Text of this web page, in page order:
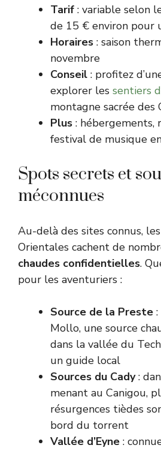
Tarif : variable selon
de 15 € environ pour
Horaires : saison
novembre
Conseil : profitez
explorer les sentiers
montagne sacrée des
Plus : hébergements,
festival de musique
Spots secrets et
méconnues
Au-delà des sites connus,
Orientales cachent de
chaudes confidentielles.
pour les aventuriers :
Source de la Preste
Mollo, une source
dans la vallée du
un guide local
Sources du Cady:
menant au Canigou,
résurgences tièdes
bord du torrent
Vallée d’Eyne :